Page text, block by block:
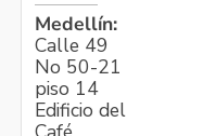
Medellín:
Calle 49
No 50-21
piso 14
Edificio del